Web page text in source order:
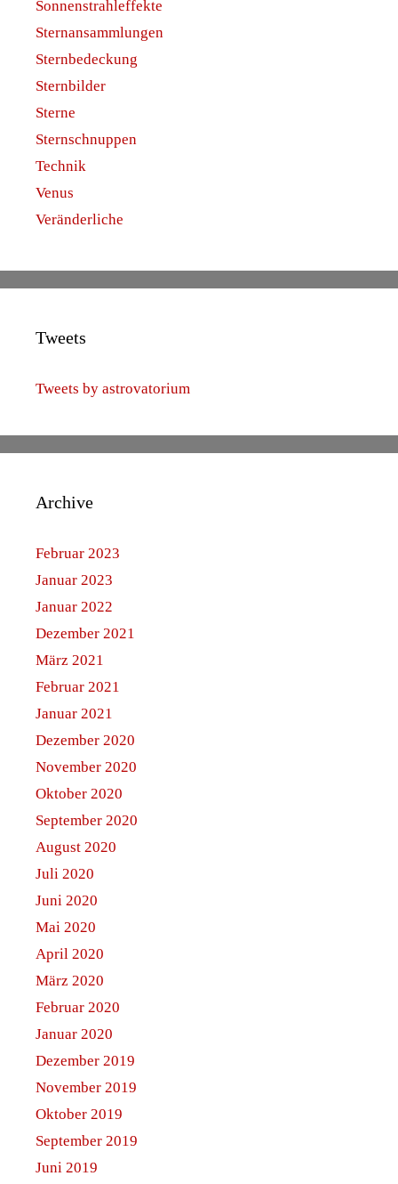
Sonnenstrahleffekte
Sternansammlungen
Sternbedeckung
Sternbilder
Sterne
Sternschnuppen
Technik
Venus
Veränderliche
Tweets
Tweets by astrovatorium
Archive
Februar 2023
Januar 2023
Januar 2022
Dezember 2021
März 2021
Februar 2021
Januar 2021
Dezember 2020
November 2020
Oktober 2020
September 2020
August 2020
Juli 2020
Juni 2020
Mai 2020
April 2020
März 2020
Februar 2020
Januar 2020
Dezember 2019
November 2019
Oktober 2019
September 2019
Juni 2019